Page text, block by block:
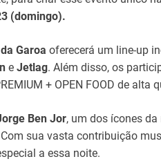
(domingo).
Garoa oferecerá um line-up
e Jetlag. Além disso, os
+ OPEN FOOD de alta
Ben Jor, um dos ícones
sua vasta contribuição
a essa noite.